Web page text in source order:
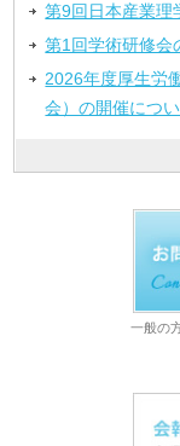
第9回日本産業理
第1回学術研修会
2026年度厚生労
会）の開催につ
一般の